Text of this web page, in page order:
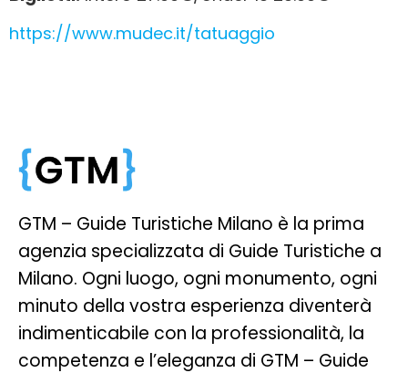
https://www.mudec.it/tatuaggio
GTM – Guide Turistiche Milano è la prima
agenzia specializzata di Guide Turistiche a
Milano. Ogni luogo, ogni monumento, ogni
minuto della vostra esperienza diventerà
indimenticabile con la professionalità, la
competenza e l’eleganza di GTM – Guide